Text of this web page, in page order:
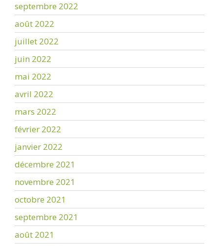
septembre 2022
août 2022
juillet 2022
juin 2022
mai 2022
avril 2022
mars 2022
février 2022
janvier 2022
décembre 2021
novembre 2021
octobre 2021
septembre 2021
août 2021